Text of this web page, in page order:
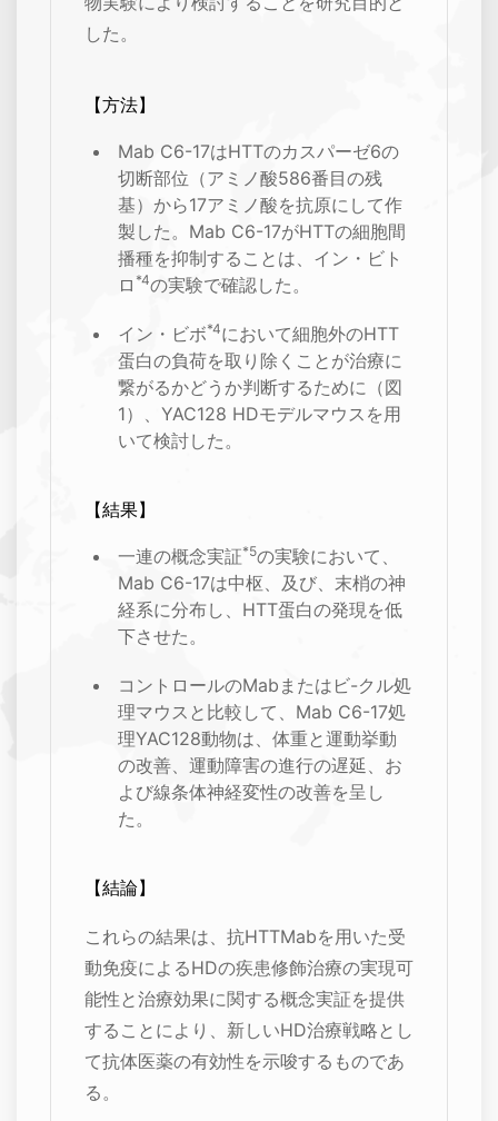
した。
【方法】
Mab C6-17はHTTのカスパーゼ6の
切断部位（アミノ酸586番目の残
基）から17アミノ酸を抗原にして作
製した。Mab C6-17がHTTの細胞間
播種を抑制することは、イン・ビト
ロ *4の実験で確認した。
イン・ビボ*4において細胞外のHTT
蛋白の負荷を取り除くことが治療に
繋がるかどうか判断するために（図
1）、YAC128 HDモデルマウスを用
いて検討した。
【結果】
一連の概念実証*5の実験において、
Mab C6-17は中枢、及び、末梢の神
経系に分布し、HTT蛋白の発現を低
下させた。
コントロールのMabまたはビ-クル処
理マウスと比較して、Mab C6-17処
理YAC128動物は、体重と運動挙動
の改善、運動障害の進行の遅延、お
よび線条体神経変性の改善を呈し
た。
【結論】
これらの結果は、抗HTTMabを用いた受
動免疫によるHDの疾患修飾治療の実現可
能性と治療効果に関する概念実証を提供
することにより、新しいHD治療戦略とし
て抗体医薬の有効性を示唆するものであ
る。